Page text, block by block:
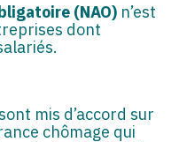
(NAO) n’est
dont
mis d’accord sur
chômage qui